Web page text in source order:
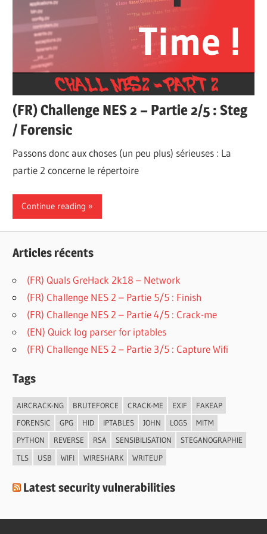
(FR) Challenge NES 2 – Partie 2/5 : Steg
/ Forensic
Passons donc aux choses (un peu plus) sérieuses : La
partie 2 concerne le répertoire
Continue reading
Articles récents
(FR) Quals GreHack 2k18 – Network
(FR) Challenge NES 2 – Partie 5/5 : Finish
(FR) Challenge NES 2 – Partie 4/5 : Crack-me
(EN) Quick log parser for iptables
(FR) Challenge NES 2 – Partie 3/5 : Capture Wifi
Tags
AIRCRACK-NG BRUTEFORCE CRACK-ME EXIF
FAKEAP
FORENSIC
GPG HID IPTABLES JOHN LOGS
MITM
PYTHON
REVERSE RSA SENSIBILISATION
STEGANOGRAPHIE
TLS
USB WIFI WIRESHARK WRITEUP
Latest security vulnerabilities